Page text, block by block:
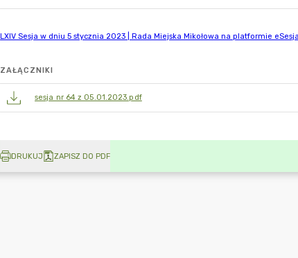
ZAŁĄCZNIKI
sesja nr 64 z 05.01.2023.pdf
DRUKUJ ZAPISZ DO PDF